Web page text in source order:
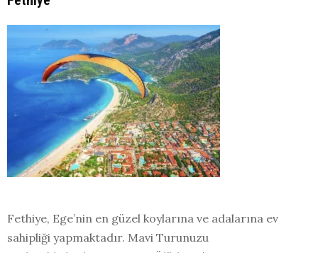
Fethiye, Ege’nin en güzel koylarına ve adalarına ev
sahipliği yapmaktadır. Mavi Turunuzu